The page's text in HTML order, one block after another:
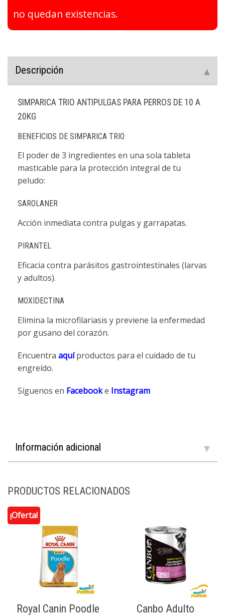
no quedan existencias.
Descripción
SIMPARICA TRIO ANTIPULGAS PARA PERROS DE 10 A
20KG
BENEFICIOS DE SIMPARICA TRIO
El poder de 3 ingredientes en una sola tableta
masticable para la protección integral de tu
peludo:
SAROLANER
Acción inmediata contra pulgas y garrapatas.
PIRANTEL
Eficacia contra parásitos gastrointestinales (larvas
y adultos).
MOXIDECTINA
Elimina la microfilariasis y previene la enfermedad
por gusano del corazón.
Encuentra aquíproductos para el cuidado de tu
engreído.
Síguenos en Facebooke Instagram
Información adicional
PRODUCTOS RELACIONADOS
¡Oferta!
Royal Canin Poodle
Canbo Adulto